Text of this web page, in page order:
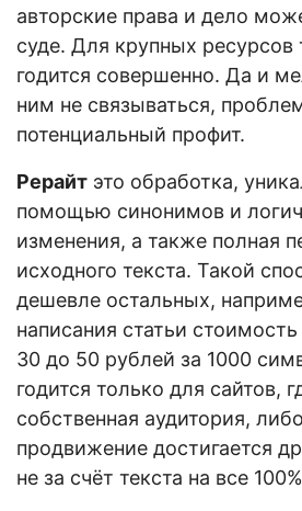
авторские права и дело
суде. Для крупных ресурсов
годится совершенно. Да и
ним не связываться,
потенциальный профит.
Рерайт это обработка,
помощью синонимов и
изменения, а также полная
исходного текста. Такой
дешевле остальных,
написания статьи
30 до 50 рублей за 1000
годится только для сайтов,
собственная аудитория,
продвижение достигается
не за счёт текста на все